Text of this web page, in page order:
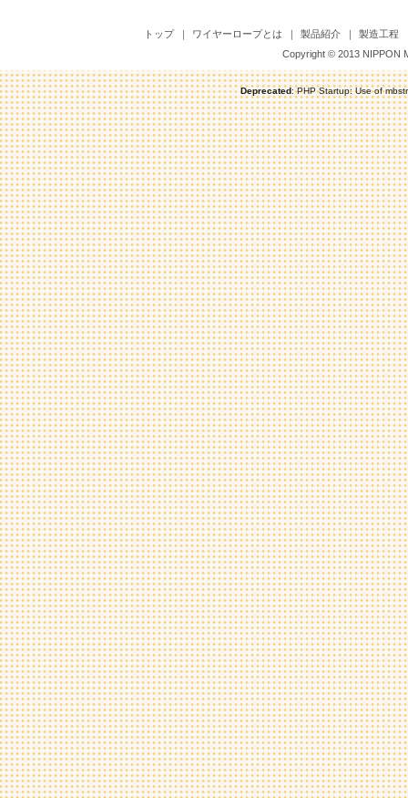
トップ ｜ ワイヤーロープとは ｜ 製品紹介 ｜ 製造工程
Copyright © 2013 NIPPON
Deprecated: PHP Startup: Use of